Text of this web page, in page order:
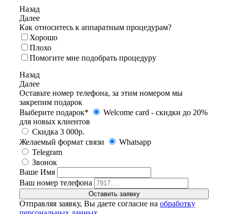
Назад
Далее
Как относитесь к аппаратным процедурам?
Хорошо
Плохо
Помогите мне подобрать процедуру
Назад
Далее
Оставьте номер телефона, за этим номером мы
закрепим подарок
Выберите подарок*
Welcome card - cкидки до 20%
для новых клиентов
Скидка 3 000р.
Желаемый формат связи
Whatsapp
Telegram
Звонок
Ваше Имя
Ваш номер телефона
Отправляя заявку, Вы даете согласие на обработку